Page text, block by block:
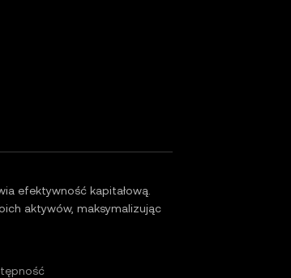
efektywność kapitałową.
aktywów, maksymalizując